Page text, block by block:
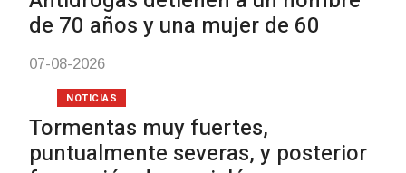
Facultad de Artes llega
NOTICIAS